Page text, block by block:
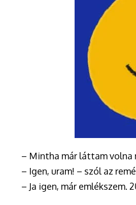
– Mintha már láttam volna
– Igen, uram! – szól az
– Ja igen, már emlékszem.